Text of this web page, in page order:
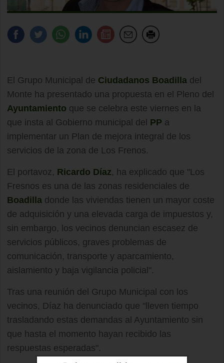
El Grupo Municipal de Ciudadanos Boadilla del
Monte ha presentado una propuesta en el Pleno del
Ayuntamiento que se celebra este viernes en la
que insta al Gobierno municipal del PP a
implementar un Plan de mejora integral de los
servicios de la zona de Los Frenos.
El portavoz, Ricardo Díaz, ha explicado que "Los
Fresnos es una de las zonas residenciales de
Boadilla donde las viviendas tienen un mayor coste
de adquisición y una elevada carga de impuestos y,
sin embargo, los vecinos denuncian escasez de
servicios públicos, graves problemas de
comunicación, transporte y aparcamiento,
aislamiento y baja vigilancia policial".
Tras una reunión del Grupo Municipal con los
vecinos, Díaz ha denunciado que "lleven tiempo
trasladando estas demandas al Ayuntamiento sin
que hasta el momento hayan recibido las
respuestas esperadas".